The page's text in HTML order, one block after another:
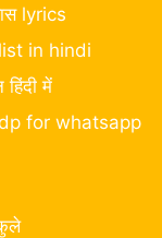
lyrics
in hindi
में
for whatsapp